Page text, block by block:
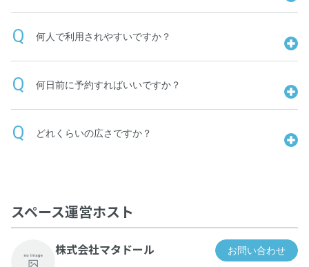
何人で利用されやすいですか？
何日前に予約すればいいですか？
どれくらいの広さですか？
スペース運営ホスト
株式会社マタドール
お問い合わせ